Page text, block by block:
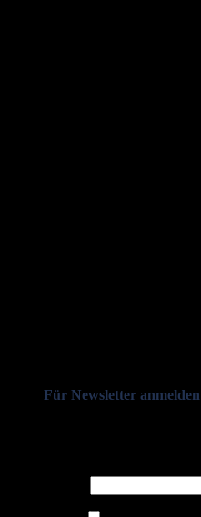
Für Newsletter anmelden